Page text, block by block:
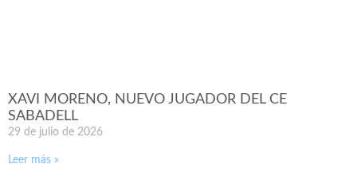
XAVI MORENO, NUEVO JUGADOR DEL CE
SABADELL
29 de julio de 2026
Leer más »